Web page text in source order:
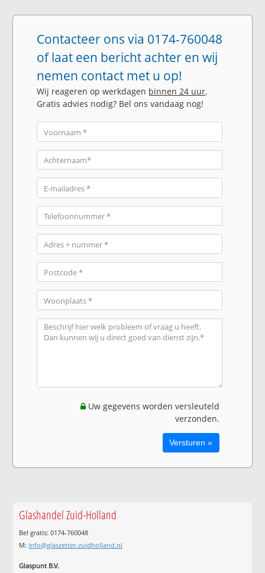
Contacteer ons via 0174-760048
of laat een bericht achter en wij
nemen contact met u op!
Wij reageren op werkdagen binnen 24 uur.
Gratis advies nodig? Bel ons vandaag nog!
Uw gegevens worden versleuteld
verzonden.
Glashandel Zuid-Holland
Bel gratis: 0174-760048
M: info@glaszetter-zuidholland.nl
Glaspunt B.V.